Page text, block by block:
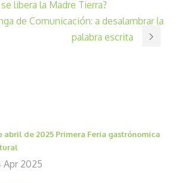
se libera la Madre Tierra?
de Comunicación: a desalambrar la
palabra escrita
abril de 2025 Primera Feria gastrónomica
Apr 2025